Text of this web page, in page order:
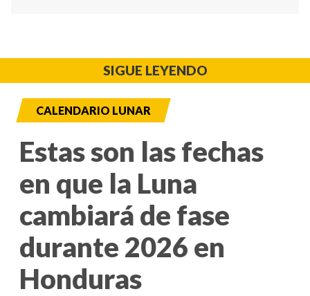
SIGUE LEYENDO
CALENDARIO LUNAR
Estas son las fechas
en que la Luna
cambiará de fase
durante 2026 en
Honduras